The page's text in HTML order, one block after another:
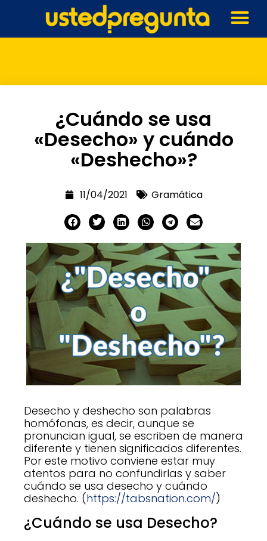
¿Cuándo se usa
«Desecho» y cuándo
«Deshecho»?
11/04/2021 Gramática
Desecho y deshecho son palabras
homófonas, es decir, aunque se
pronuncian igual, se escriben de manera
diferente y tienen significados diferentes.
Por este motivo conviene estar muy
atentos para no confundirlas y saber
cuándo se usa desecho y cuándo
deshecho. (https://tabsnation.com/)
¿Cuándo se usa Desecho?